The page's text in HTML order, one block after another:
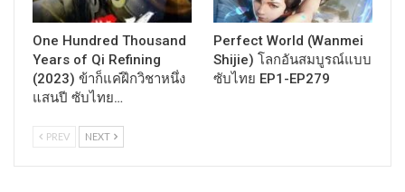
One Hundred Thousand
Years of Qi Refining
(2023) ข้าก็แค่ฝึกวิชาหนึ่ง
แสนปี ซับไทย…
Perfect World (Wanmei
Shijie) โลกอันสมบูรณ์แบบ
ซับไทย EP1-EP279
PREV NEXT